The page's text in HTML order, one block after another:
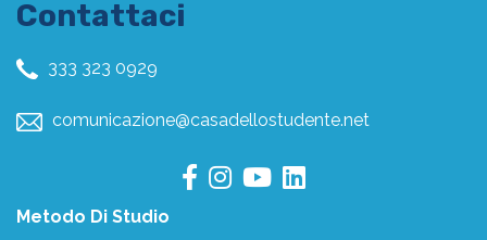
Contattaci
333 323 0929
comunicazione@casadellostudente.net
Metodo Di Studio